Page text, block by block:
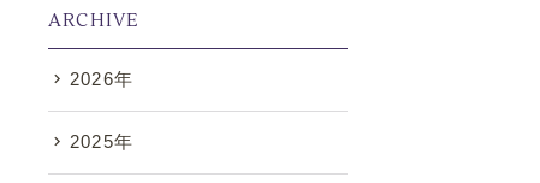
ARCHIVE
2026年
2025年